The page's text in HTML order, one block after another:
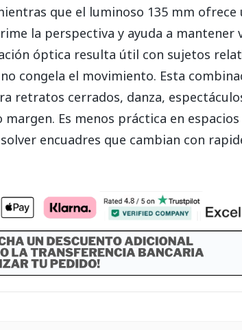
que el luminoso 135 mm ofrece
la perspectiva y ayuda a mantener
óptica resulta útil con sujetos
congela el movimiento. Esta
retratos cerrados, danza,
Es menos práctica en
encuadres que cambian con